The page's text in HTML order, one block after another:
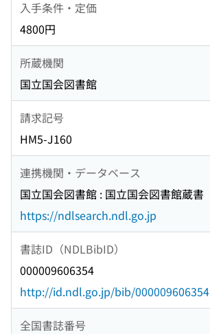
入手条件・定価
4800円
所蔵機関
国立国会図書館
請求記号
HM5-J160
連携機関・データベース
国立国会図書館 : 国立国会図書館蔵書
https://ndlsearch.ndl.go.jp
書誌ID（NDLBibID）
000009606354
http://id.ndl.go.jp/bib/000009606354
全国書誌番号